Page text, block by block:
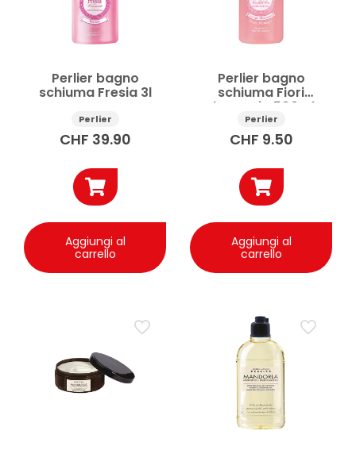
Perlier bagno
schiuma Fresia 3l
Perlier
CHF 39.90
Aggiungi al
carrello
Perlier bagno
schiuma Fiori
d’Arancio 500ml
Perlier
CHF 9.50
Aggiungi al
carrello